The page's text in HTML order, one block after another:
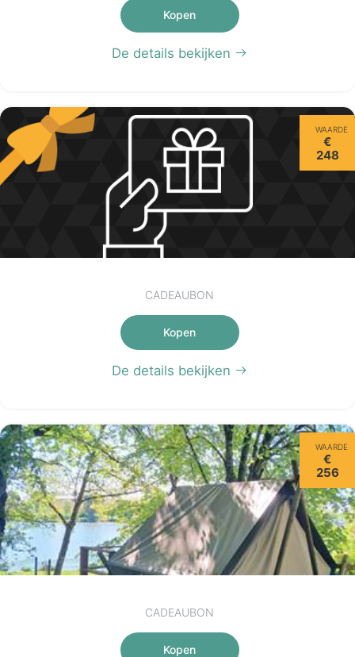
Kopen
De details bekijken
WAARDE
€
248
CADEAUBON
Kopen
De details bekijken
WAARDE
€
256
CADEAUBON
Kopen